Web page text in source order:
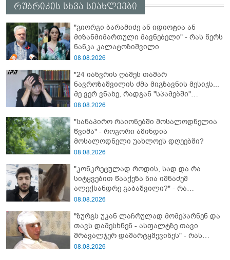
რუბრიკის სხვა სიახლეები
"გიორგი ბარამიძე ან იდიოტია ან
მიზანმიმართული მავნებელი" - რას წერს
ნანკა კალატოზიშვილი
08.08.2026
"24 იანვრის ღამეს თამარ
ნავროზაშვილის ძმა მიგზავნის მესიჯს...
მე ვერ ვნახე, რადგან "სპამებში"
ჩავარდა": რა მისწერა ნია იმნაძის ბიძამ
"სქრინს" აქვეყნებს
08.08.2026
"სანაპირო რაიონებში მოსალოდნელია
წვიმა" - როგორი ამინდია
მოსალოდნელი უახლოეს დღეებში?
08.08.2026
"კონკრეტულად როდის, სად და რა
სიტყვებით წააქეზა ნია იმნაძემ
ალექსანდრე გაბაშვილი?" - რა
მიმართვას ავრცელებს ნია იმნაძის
08.08.2026
"ზურგს უკან ლაჩრულად მომეპარნენ და
თავს დამესხნენ - ასფალტზე თავი
მრავალჯერ დამარტყმევინეს" - რას
ჰყვება კურიერი, რომელსაც
08.08.2026